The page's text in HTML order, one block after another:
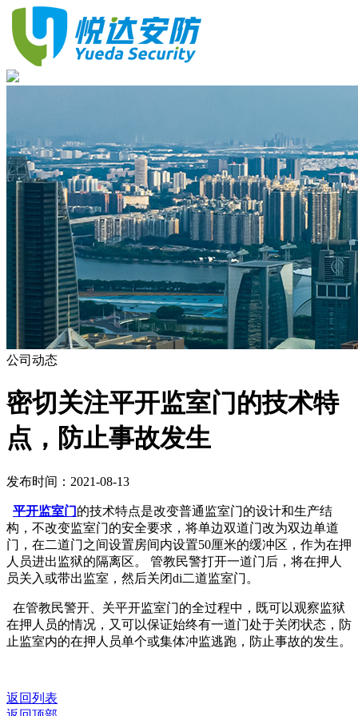
公司动态
密切关注平开监室门的技术特
点，防止事故发生
发布时间：2021-08-13
平开监室门 的技术特点是改变普通监室门的设计和生产结
构，不改变监室门的安全要求，将单边双道门改为双边单道
门，在二道门之间设置房间内设置50厘米的缓冲区，作为在押
人员进出监狱的隔离区。 管教民警打开一道门后，将在押人
员关入或带出监室，然后关闭di二道监室门。
在管教民警开、关平开监室门的全过程中，既可以观察监狱
在押人员的情况，又可以保证始终有一道门处于关闭状态，防
止监室内的在押人员单个或集体冲监逃跑，防止事故的发生。
返回列表